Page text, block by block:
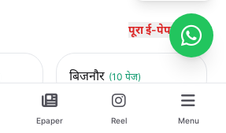
पूरा ई-पेपर देखें →
बिजनौर (10 पेज)
Epaper Reel Menu